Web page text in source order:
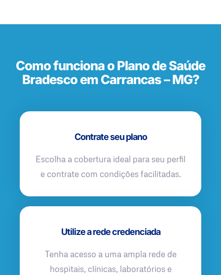
Como funciona o Plano de Saúde
Bradesco em Carrancas – MG?
Contrate seu plano
Escolha a cobertura ideal para seu perfil
e contrate com condições facilitadas.
Utilize a rede credenciada
Tenha acesso a uma ampla rede de
hospitais, clínicas, laboratórios e